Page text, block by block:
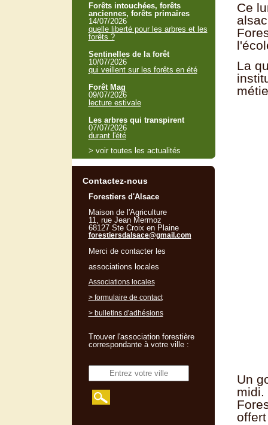
Ce
La
Un
midi.
Forêts intouchées, forêts
anciennes, forêts primaires
14/07/2026
quelle liberté pour les arbres et les
forêts ?
Sentinelles de la forêt
10/07/2026
qui veillent sur les forêts en été
Forêt Mag
09/07/2026
lecture estivale
Les arbres qui transpirent
07/07/2026
durant l'été
> voir toutes les actualités
Contactez-nous
Forestiers d'Alsace
Maison de l'Agriculture
11, rue Jean Mermoz
68127 Ste Croix en Plaine
forestiersdalsace@gmail.com
Merci de contacter les
associations locales
Associations locales
> formulaire de contact
> bulletins d'adhésions
Trouver l'association forestière
correspondante à votre ville :